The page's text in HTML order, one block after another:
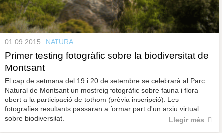
01.09.2015 NATURA
Primer testing fotogràfic sobre la biodiversitat de
Montsant
El cap de setmana del 19 i 20 de setembre se celebrarà al Parc
Natural de Montsant un mostreig fotogràfic sobre fauna i flora
obert a la participació de tothom (prèvia inscripció). Les
fotografies resultants passaran a formar part d'un arxiu virtual
sobre biodiversitat.
Llegir més